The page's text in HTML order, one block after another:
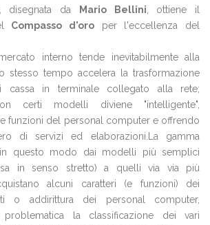
disegnata da
Mario Bellini , ottiene il
Compasso d'oro per l'eccellenza del
interno tende inevitabilmente alla
stesso tempo accelera la trasformazione
cassa in terminale collegato alla rete;
certi modelli diviene "intelligente",
funzioni del personal computer e offrendo
di servizi ed elaborazioni.La gamma
questo modo dai modelli più semplici
in senso stretto) a quelli via via più
alcuni caratteri (e funzioni) dei
o addirittura dei personal computer,
problematica la classificazione dei vari